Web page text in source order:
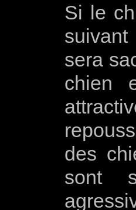
Si le
sera
chien
des
sont